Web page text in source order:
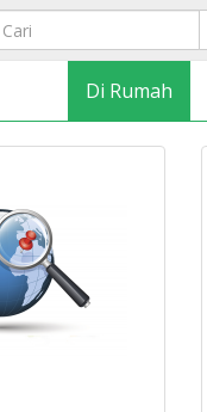
Di Rumah